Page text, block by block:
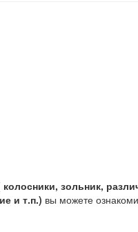
колосники, зольник,
и т.п.) вы можете